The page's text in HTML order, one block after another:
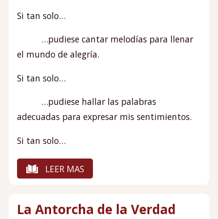
Si tan solo…
…pudiese cantar melodías para llenar
el mundo de alegría.
Si tan solo…
…pudiese hallar las palabras
adecuadas para expresar mis sentimientos.
Si tan solo…
LEER MAS
La Antorcha de la Verdad